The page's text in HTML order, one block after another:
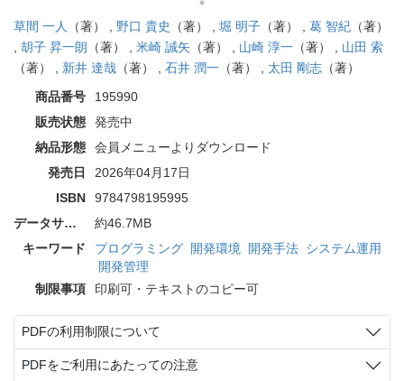
草間 一人 （著） , 野口 貴史 （著） , 堀 明子 （著） , 葛 智紀 （著）
胡子 昇一朗 （著） , 米崎 誠矢 （著） , 山崎 淳一 （著） , 山田 索
（著） , 新井 達哉 （著） , 石井 潤一 （著） , 太田 剛志 （著）
商品番号
195990
販売状態
発売中
納品形態
会員メニューよりダウンロード
発売日
2026年04月17日
ISBN
9784798195995
データサイズ
約46.7MB
キーワード
プログラミング 開発環境 開発手法 システム運用
開発管理
制限事項
印刷可・テキストのコピー可
PDFの利用制限について
PDFをご利用にあたっての注意